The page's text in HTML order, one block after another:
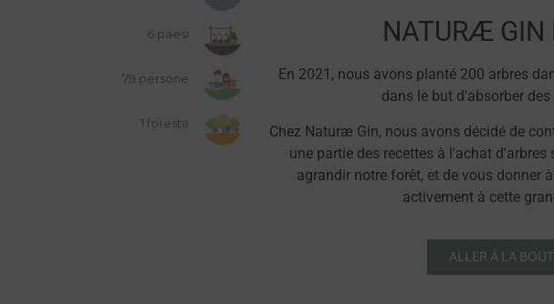
NATURÆ GIN
En 2021, nous avons planté 200 arbres
dans le but d'absorber des
Chez Naturæ Gin, nous avons décidé de
une partie des recettes à l'achat
agrandir notre forêt, et de vous donner
activement à cette
ALLER À LA